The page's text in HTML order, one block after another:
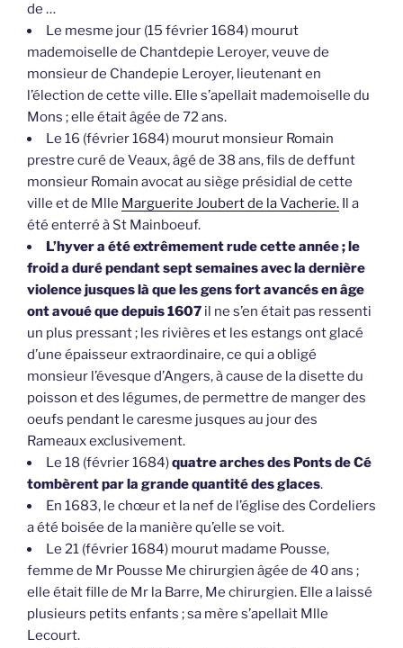
de …
Le mesme jour (15 février 1684) mourut
mademoiselle de Chantdepie Leroyer, veuve de
monsieur de Chandepie Leroyer, lieutenant en
l’élection de cette ville. Elle s’apellait mademoiselle du
Mons ; elle était âgée de 72 ans.
Le 16 (février 1684) mourut monsieur Romain
prestre curé de Veaux, âgé de 38 ans, fils de deffunt
monsieur Romain avocat au siège présidial de cette
ville et de Mlle Marguerite Joubert de la Vacherie. Il a
été enterré à St Mainboeuf.
L’hyver a été extrêmement rude cette année ; le
froid a duré pendant sept semaines avec la dernière
violence jusques là que les gens fort avancés en âge
ont avoué que depuis 1607 il ne s’en était pas ressenti
un plus pressant ; les rivières et les estangs ont glacé
d’une épaisseur extraordinaire, ce qui a obligé
monsieur l’évesque d’Angers, à cause de la disette du
poisson et des légumes, de permettre de manger des
oeufs pendant le caresme jusques au jour des
Rameaux exclusivement.
Le 18 (février 1684)quatre arches des Ponts de Cé
tombèrent par la grande quantité des glaces.
En 1683, le chœur et la nef de l’église des Cordeliers
a été boisée de la manière qu’elle se voit.
Le 21 (février 1684) mourut madame Pousse,
femme de Mr Pousse Me chirurgien âgée de 40 ans ;
elle était fille de Mr la Barre, Me chirurgien. Elle a laissé
plusieurs petits enfants ; sa mère s’apellait Mlle
Lecourt.